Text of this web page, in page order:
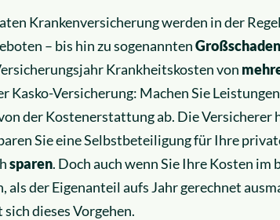
Krankenversicherung werden in der
– bis hin zu sogenannten
Krankheitskosten von
Kasko-Versicherung: Machen Sie
der Kostenerstattung ab. Die
Sie eine Selbstbeteiligung für Ihre
sparen. Doch auch wenn Sie Ihre Kosten
als der Eigenanteil aufs Jahr gerechnet
dieses Vorgehen.